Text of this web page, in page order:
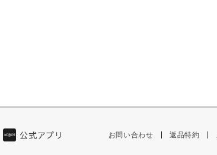
公式アプリ お問い合わせ 返品特約